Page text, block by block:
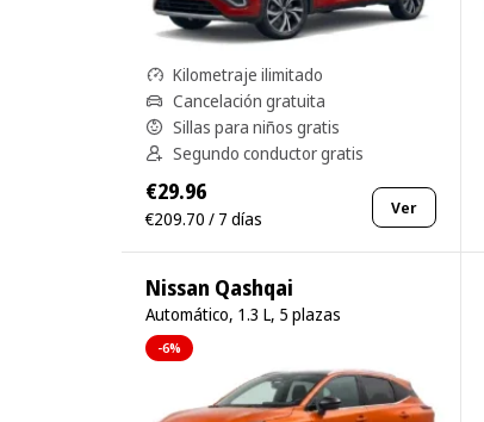
Kilometraje ilimitado
Cancelación gratuita
Sillas para niños gratis
Segundo conductor gratis
€29.96
€209.70 / 7 días Ver
Nissan Qashqai
Automático, 1.3 L, 5 plazas
-6%